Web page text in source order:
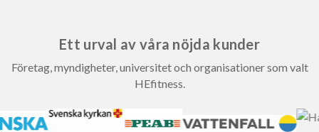
Ett urval av våra nöjda kunder
Företag, myndigheter, universitet och organisationer som valt
HEfitness.